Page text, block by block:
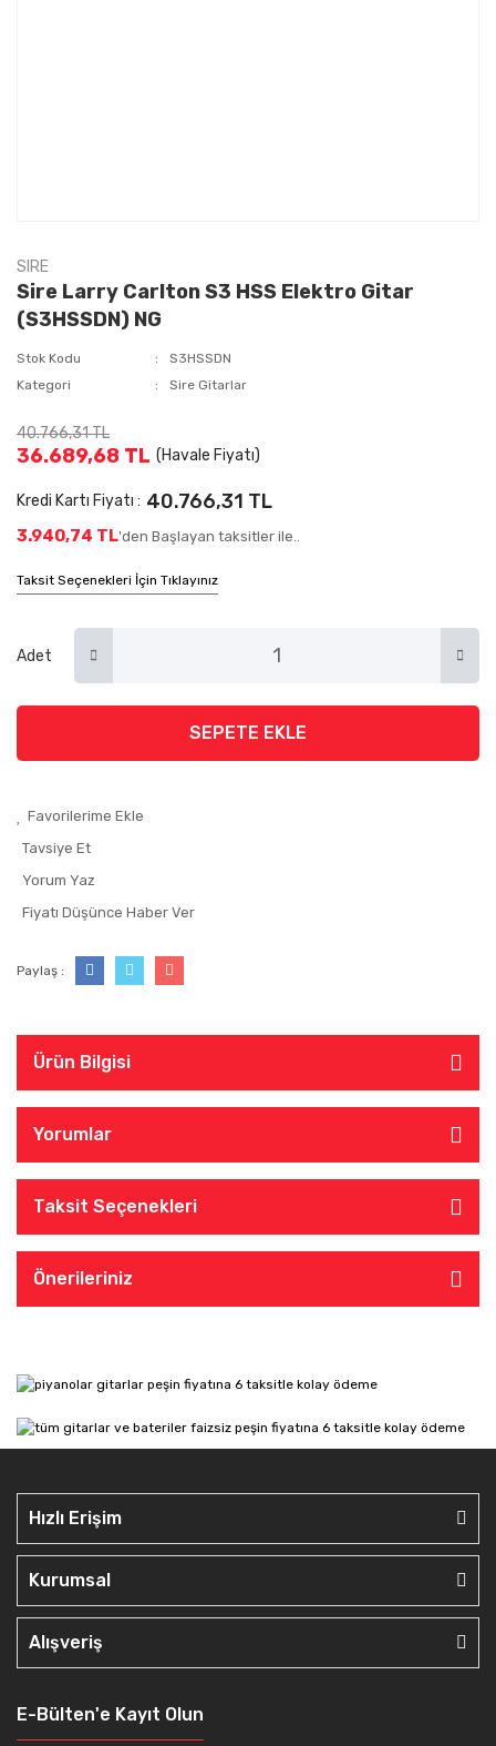
SIRE
Sire Larry Carlton S3 HSS Elektro Gitar
(S3HSSDN) NG
Stok Kodu
S3HSSDN
Kategori
Sire Gitarlar
40.766,31 TL
36.689,68 TL (Havale Fiyatı)
Kredi Kartı Fiyatı : 40.766,31 TL
3.940,74 TL'den Başlayan taksitler ile..
Taksit Seçenekleri İçin Tıklayınız
Adet
SEPETE EKLE
Tavsiye Et
Yorum Yaz
Fiyatı Düşünce Haber Ver
Paylaş :
Ürün Bilgisi
Yorumlar
Taksit Seçenekleri
Önerileriniz
Hızlı Erişim
Kurumsal
Alışveriş
E-Bülten'e Kayıt Olun